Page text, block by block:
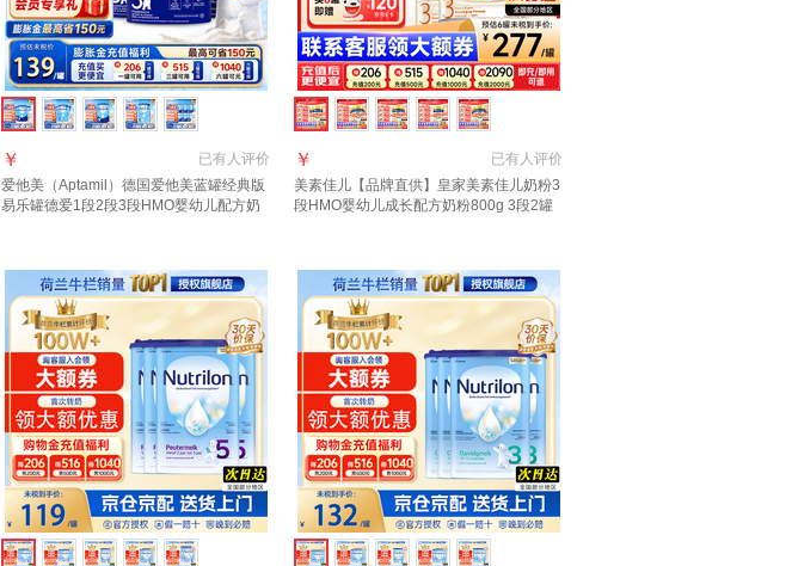
已有人评价
￥
爱他美（Aptamil）德国爱他美蓝罐经典版
易乐罐德爱1段2段3段HMO婴幼儿配方奶
已有人评价
￥
美素佳儿【品牌直供】皇家美素佳儿奶粉3
段HMO婴幼儿成长配方奶粉800g 3段2罐